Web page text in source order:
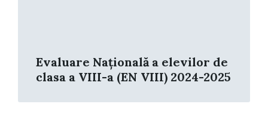
Evaluare Națională a elevilor de
clasa a VIII-a (EN VIII) 2024-2025